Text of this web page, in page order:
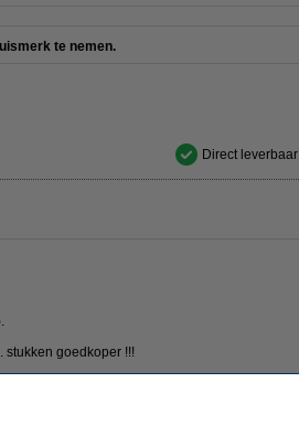
te nemen.
Direct leverbaar
stukken goedkoper !!!